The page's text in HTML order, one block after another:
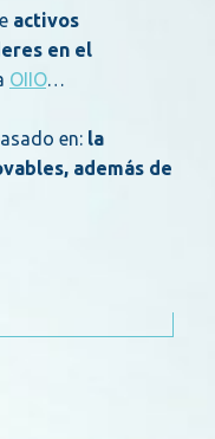
activos
en el
OIIO…
en: la
además de